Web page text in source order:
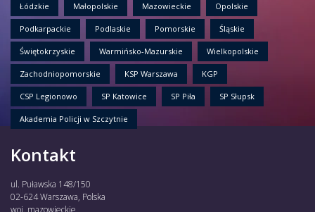
Łódzkie Małopolskie Mazowieckie Opolskie
Podkarpackie Podlaskie Pomorskie Śląskie
Świętokrzyskie Warmińsko-Mazurskie Wielkopolskie
Zachodniopomorskie KSP Warszawa KGP
CSP Legionowo SP Katowice SP Piła SP Słupsk
Akademia Policji w Szczytnie
Kontakt
ul. Puławska 148/150
02-624 Warszawa, Polska